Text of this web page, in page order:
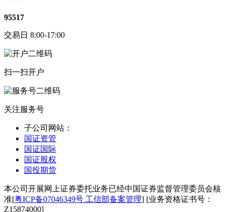
95517
交易日 8:00-17:00
扫一扫开户
关注服务号
子公司网站：
国证资管
国证国际
国证股权
国投期货
本公司开展网上证券委托业务已经中国证券监督管理委员会核
准[粤ICP备07046349号 工信部备案管理] [业务资格证书号：
Z15874000]